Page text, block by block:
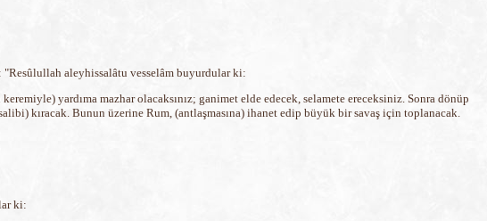
aleyhissalâtu vesselâm buyurdular ki:
yardıma mazhar olacaksınız; ganimet elde edecek, selamete ereceksiniz. Sonra dönüp
kıracak. Bunun üzerine Rum, (antlaşmasına) ihanet edip büyük bir savaş için toplanacak.
ki: